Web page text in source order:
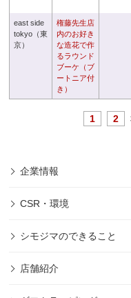
east side
tokyo（東
京）
権藤先生店
内のお好き
な造花で作
るラウンド
ブーケ（ブ
ートニア付
き）
1 2
企業情報
CSR・環境
シモジマのできること
店舗紹介